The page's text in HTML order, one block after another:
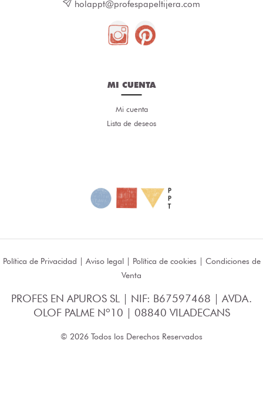
holappt@profespapeltijera.com
MI CUENTA
Mi cuenta
Lista de deseos
Política de Privacidad | Aviso legal| Política de cookies | Condiciones de
Venta
PROFES EN APUROS SL | NIF: B67597468 | AVDA.
OLOF PALME Nº10 | 08840 VILADECANS
© 2026 Todos los Derechos Reservados